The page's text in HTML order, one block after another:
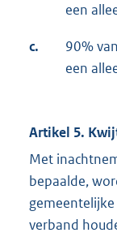
een
c.
90%
een
Artikel 5.
Met
bepaalde,
verband